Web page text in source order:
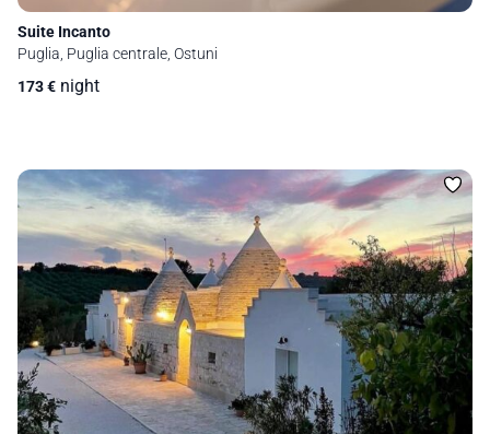
Suite Incanto
Puglia, Puglia centrale, Ostuni
173€ night